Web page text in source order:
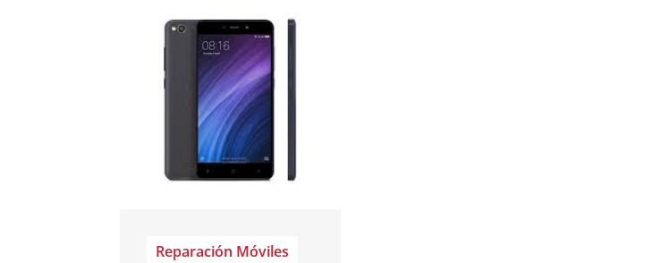
Reparación Móviles